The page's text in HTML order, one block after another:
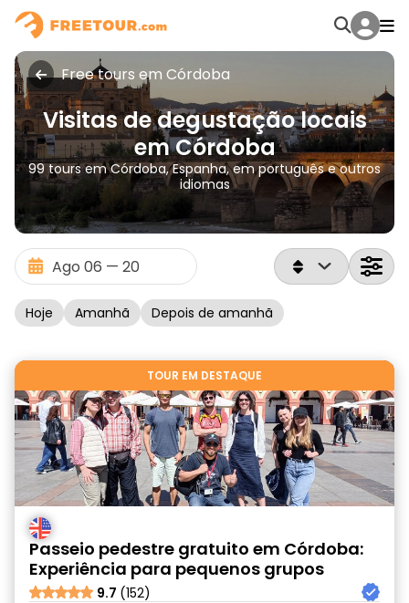
Free tours em Córdoba
Visitas de degustação locais
em Córdoba
99 tours em Córdoba, Espanha, em português e outros
idiomas
Hoje Amanhã Depois de amanhã
TOUR EM DESTAQUE
Passeio pedestre gratuito em Córdoba:
Experiência para pequenos grupos
9.7 (152)